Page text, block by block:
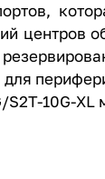
центров
10G-XL